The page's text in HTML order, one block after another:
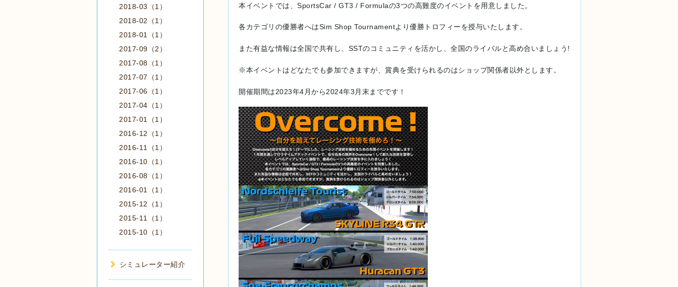
本イベントでは、SportsCar / GT3 / Formulaの3つの高難度のイベントを用意しました。
各カテゴリの優勝者へはSim Shop Tournamentより優勝トロフィーを授与いたします。
また有益な情報は全国で共有し、SSTのコミュニティを活かし、全国のライバルと高め合いましょう!
※本イベントはどなたでも参加できますが、賞典を受けられるのはショップ関係者以外とします。
開催期間は2023年4月から2024年3月末までです！
2018-03（1）
2018-02（1）
2018-01（1）
2017-09（2）
2017-08（1）
2017-07（1）
2017-06（1）
2017-04（1）
2017-01（1）
2016-12（1）
2016-11（1）
2016-10（1）
2016-08（1）
2016-01（1）
2015-12（1）
2015-11（1）
2015-10（1）
シミュレーター紹介